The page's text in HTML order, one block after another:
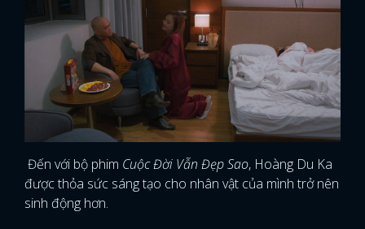
Đến với bộ phim Cuộc Đời Vẫn Đẹp Sao, Hoàng Du Ka
được thỏa sức sáng tạo cho nhân vật của mình trở nên
sinh động hơn.